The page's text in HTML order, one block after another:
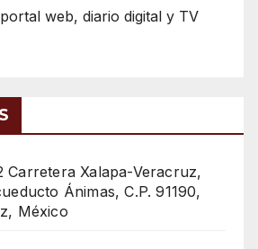
web, diario digital y TV
Carretera Xalapa-Veracruz,
Ánimas, C.P. 91190,
México